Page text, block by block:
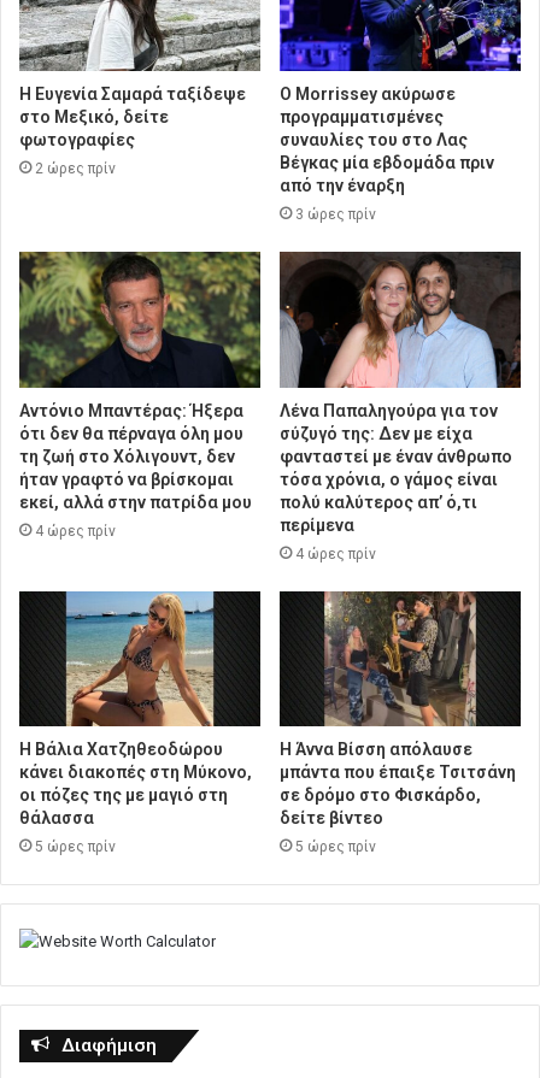
Η Ευγενία Σαμαρά ταξίδεψε
στο Μεξικό, δείτε
φωτογραφίες
2 ώρες πρίν
Ο Morrissey ακύρωσε
προγραμματισμένες
συναυλίες του στο Λας
Βέγκας μία εβδομάδα πριν
από την έναρξη
3 ώρες πρίν
Αντόνιο Μπαντέρας: Ήξερα
ότι δεν θα πέρναγα όλη μου
τη ζωή στο Χόλιγουντ, δεν
ήταν γραφτό να βρίσκομαι
εκεί, αλλά στην πατρίδα μου
4 ώρες πρίν
Λένα Παπαληγούρα για τον
σύζυγό της: Δεν με είχα
φανταστεί με έναν άνθρωπο
τόσα χρόνια, ο γάμος είναι
πολύ καλύτερος απ’ ό,τι
περίμενα
4 ώρες πρίν
Η Βάλια Χατζηθεοδώρου
κάνει διακοπές στη Μύκονο,
οι πόζες της με μαγιό στη
θάλασσα
5 ώρες πρίν
Η Άννα Βίσση απόλαυσε
μπάντα που έπαιξε Τσιτσάνη
σε δρόμο στο Φισκάρδο,
δείτε βίντεο
5 ώρες πρίν
Διαφήμιση